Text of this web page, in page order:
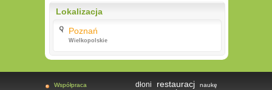
Lokalizacja
Poznań
Wielkopolskie
Współpraca
dłoni restauracj
naukę